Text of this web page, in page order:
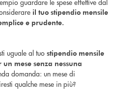
il tuo stipendio mensile
e prudente.
uguale al tuo stipendio mensile
mese senza nessuna
domanda: un mese di
qualche mese in più?